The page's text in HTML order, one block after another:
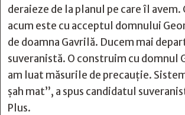
deraieze de la planul pe care îl avem.
acum este cu acceptul domnului
de doamna Gavrilă. Ducem mai
suveranistă. O construim cu domnul
am luat măsurile de precauție.
șah mat”, a spus candidatul
Plus.